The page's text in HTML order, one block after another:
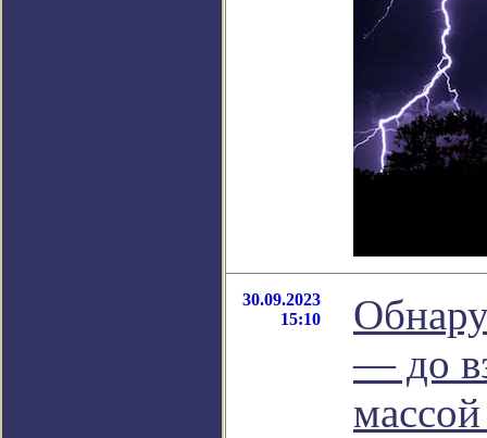
30.09.2023
15:10
— до